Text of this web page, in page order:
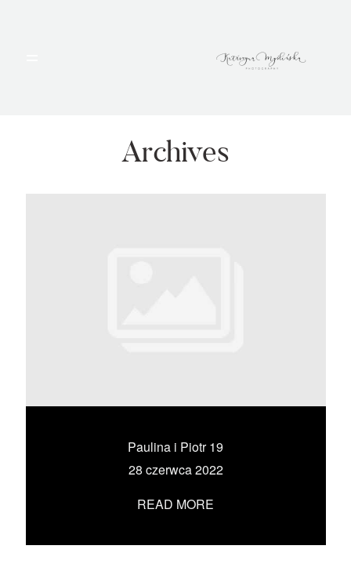
Archives
Paulina i Piotr 19
28 czerwca 2022
READ MORE
PORTFOLIO
UMÓW SIĘ ZE MNĄ →